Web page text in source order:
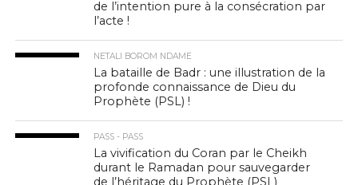
de l’intention pure à la consécration par
l’acte !
NETALI BOROM NDAME
La bataille de Badr : une illustration de la
profonde connaissance de Dieu du
Prophète (PSL) !
PASS - PASS
La vivification du Coran par le Cheikh
durant le Ramadan pour sauvegarder
de l’héritage du Prophète (PSL)